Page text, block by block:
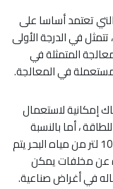
تعتمد أساسا على
تتمثل في الدرجة الأولى
المتمثلة في
في المعالجة.
إمكانية لاستعمال
، أما بالنسبة
للمخلفات وهي بكميات كبيرة، إذ انه من كل 100 لتر من مياه البحر يتم
عبارة عن مخلفات يمكن
في أغراض صناعية.